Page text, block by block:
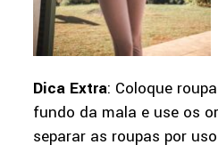
Dica Extra: Coloque
fundo da mala e use os
separar as roupas por